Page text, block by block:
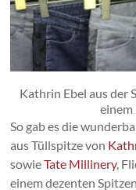
Kathrin Ebel aus der
einem
So gab es die
aus Tüllspitze von
sowieTate Millinery,
einem dezenten